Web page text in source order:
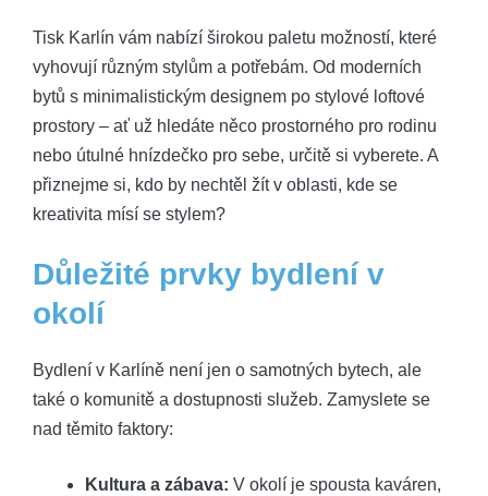
Tisk Karlín vám nabízí širokou paletu možností, které
vyhovují různým stylům a potřebám. Od moderních
bytů s minimalistickým designem po stylové loftové
prostory – ať už hledáte něco prostorného pro rodinu
nebo útulné hnízdečko pro sebe, určitě si vyberete. A
přiznejme si, kdo by nechtěl žít v oblasti, kde se
kreativita mísí se stylem?
Důležité prvky bydlení v
okolí
Bydlení v Karlíně není jen o samotných bytech, ale
také o komunitě a dostupnosti služeb. Zamyslete se
nad těmito faktory:
Kultura a zábava: V okolí je spousta kaváren,